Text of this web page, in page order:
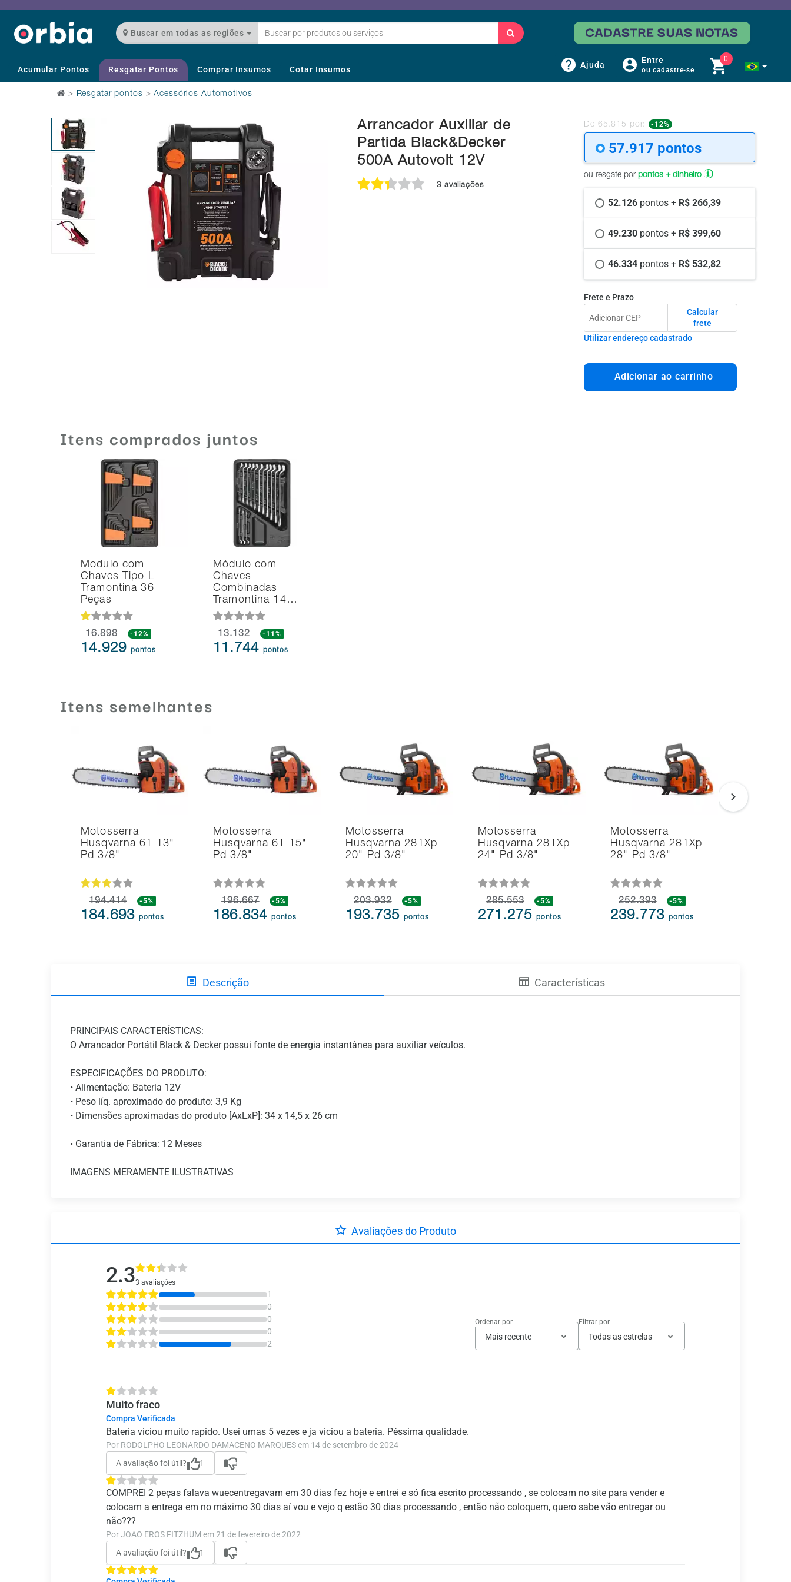
Buscar em todas as regiões
Acumular Pontos Resgatar Pontos Comprar Insumos Cotar Insumos Ajuda Entre
ou cadastre-se
0
> Resgatar pontos >Acessórios Automotivos
Arrancador Auxiliar de
Partida Black&Decker
500A Autovolt 12V
3 avaliações
De 65.815por: -12%
57.917 pontos
ou resgate por pontos + dinheiro
52.126 pontos + R$ 266,39
49.230 pontos + R$ 399,60
46.334 pontos + R$ 532,82
Frete e Prazo
Calcular
frete
Utilizar endereço cadastrado
Adicionar ao carrinho
Itens comprados juntos
Modulo com
Chaves Tipo L
Tramontina 36
Peças
16.898 -12%
14.929pontos
Módulo com
Chaves
Combinadas
Tramontina 14…
13.132 -11%
11.744pontos
Itens semelhantes
Motosserra
Husqvarna 61 13"
Pd 3/8"
194.414 -5%
184.693pontos
Motosserra
Husqvarna 61 15"
Pd 3/8"
196.667 -5%
186.834pontos
Motosserra
Husqvarna 281Xp
20" Pd 3/8"
203.932 -5%
193.735pontos
Motosserra
Husqvarna 281Xp
24" Pd 3/8"
285.553 -5%
271.275pontos
Motosserra
Husqvarna 281Xp
28" Pd 3/8"
252.393 -5%
239.773pontos
Descrição Características
PRINCIPAIS CARACTERÍSTICAS:
O Arrancador Portátil Black & Decker possui fonte de energia instantânea para auxiliar veículos.
ESPECIFICAÇÕES DO PRODUTO:
• Alimentação: Bateria 12V
• Peso líq. aproximado do produto: 3,9 Kg
• Dimensões aproximadas do produto [AxLxP]: 34 x 14,5 x 26 cm
• Garantia de Fábrica: 12 Meses
IMAGENS MERAMENTE ILUSTRATIVAS
Avaliações do Produto
2.33 avaliações
1
0
0
0
2
Ordenar por
Mais recente
Filtrar por
Todas as estrelas
Muito fraco
Compra Verificada
Bateria viciou muito rapido. Usei umas 5 vezes e ja viciou a bateria. Péssima qualidade.
Por RODOLPHO LEONARDO DAMACENO MARQUES em 14 de setembro de 2024
A avaliação foi útil?
1
COMPREI 2 peças falava wuecentregavam em 30 dias fez hoje e entrei e só fica escrito processando , se colocam no site para vender e
colocam a entrega em no máximo 30 dias aí vou e vejo q estão 30 dias processando , então não coloquem, quero sabe vão entregar ou
não???
Por JOAO EROS FITZHUM em 21 de fevereiro de 2022
A avaliação foi útil?
1